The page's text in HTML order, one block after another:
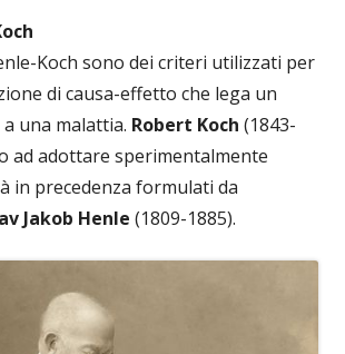
Koch sono dei criteri utilizzati per
di causa-effetto che lega un
una malattia. Robert Koch (1843-
ad adottare sperimentalmente
in precedenza formulati da
Jakob Henle (1809-1885).